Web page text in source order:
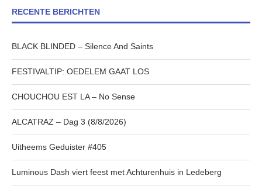
RECENTE BERICHTEN
BLACK BLINDED – Silence And Saints
FESTIVALTIP: OEDELEM GAAT LOS
CHOUCHOU EST LA – No Sense
ALCATRAZ – Dag 3 (8/8/2026)
Uitheems Geduister #405
Luminous Dash viert feest met Achturenhuis in Ledeberg